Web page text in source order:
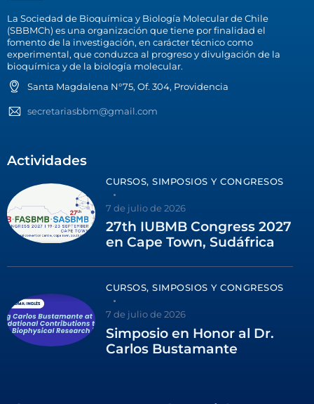
La Sociedad de Bioquímica y Biología Molecular de Chile
(SBBMCh) es una organización que tiene por finalidad el
fomento de la investigación, en carácter técnico como
experimental, que conduzca al progreso y divulgación de la
bioquímica y de la biología molecular.
Santa Magdalena N°75, Of. 304, Providencia
secretariasbbm@gmail.com
Actividades
CURSOS, SIMPOSIOS Y CONGRESOS
7 de julio de 2026
27th IUBMB Congress 2027
en Cape Town, Sudáfrica
CURSOS, SIMPOSIOS Y CONGRESOS
7 de julio de 2026
Simposio en Honor al Dr.
Carlos Bustamante